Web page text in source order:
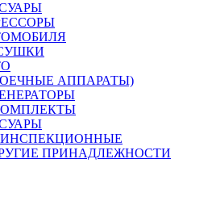
АППАРАТЫ)
ПРИНАДЛЕЖНОСТИ